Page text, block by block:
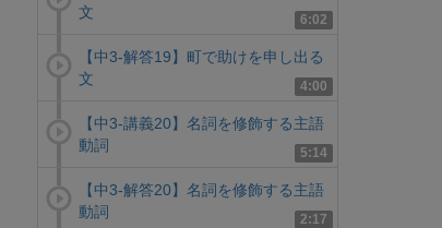
6:02
文
4:00
【中3-解答19】町で助けを申し出る
文
5:14
【中3-講義20】名詞を修飾する主語
動詞
2:17
【中3-解答20】名詞を修飾する主語
動詞